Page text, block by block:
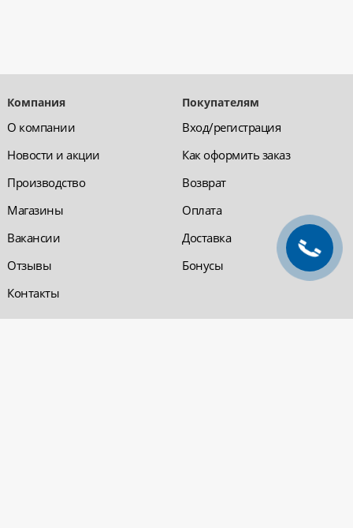
Компания
О компании
Новости и акции
Производство
Магазины
Вакансии
Отзывы
Контакты
Покупателям
Вход/регистрация
Как оформить заказ
Возврат
Оплата
Доставка
Бонусы
Обратная связь Компания «220 ВСЯ